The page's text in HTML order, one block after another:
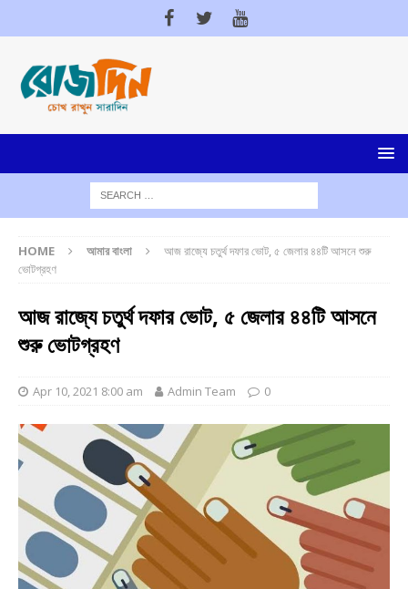
HOME আমার বাংলা
আজ রাজ্যে চতুর্থ দফার ভোট, ৫ জেলার ৪৪টি আসনে শুরু
ভোটগ্রহণ
আজ রাজ্যে চতুর্থ দফার ভোট, ৫ জেলার ৪৪টি আসনে
শুরু ভোটগ্রহণ
Apr 10, 2021 8:00 am Admin Team 0